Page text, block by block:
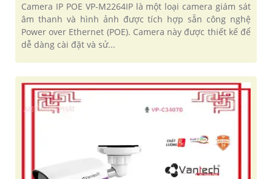
Camera IP POE VP-M2264IP là một loại camera giám sát
âm thanh và hình ảnh được tích hợp sẵn công nghệ
Power over Ethernet (POE). Camera này được thiết kế để
dễ dàng cài đặt và sử...